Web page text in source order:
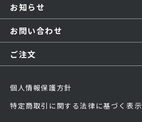
お知らせ
お問い合わせ
ご注文
個人情報保護方針
特定商取引に関する法律に基づく表示